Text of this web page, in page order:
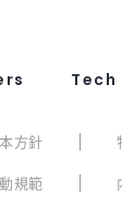
Tech
方針
規範